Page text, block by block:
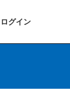
ログイン